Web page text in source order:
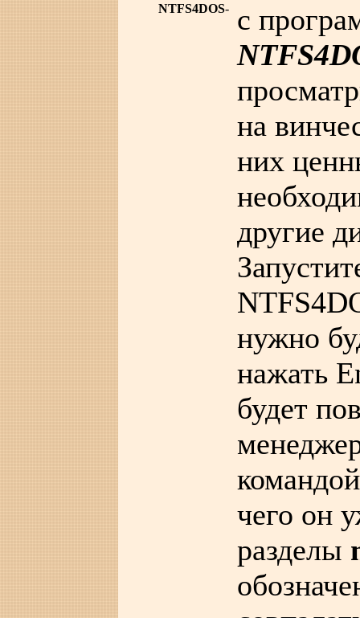
NTFS4DOS-
с
на
них
другие
нужно
нажать
будет
чего он
разделы